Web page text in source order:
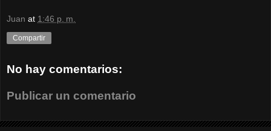
Juan at 1:46 p. m.
Compartir
No hay comentarios:
Publicar un comentario